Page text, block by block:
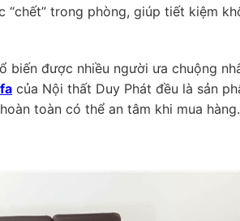
trong phòng, giúp tiết kiệm
biến được nhiều người ưa chuộng
của Nội thất Duy Phát đều là sản
toàn có thể an tâm khi mua hàng.